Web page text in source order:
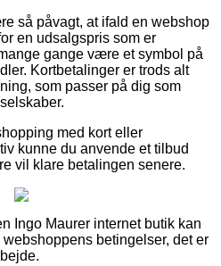
så påvagt, at ifald en webshop
en udsalgspris som er
gange være et symbol på
Kortbetalinger er trods alt
som passer på dig som
med kort eller
kunne du anvende et tilbud
vil klare betalingen senere.
Ingo Maurer internet butik kan
betingelser, det er